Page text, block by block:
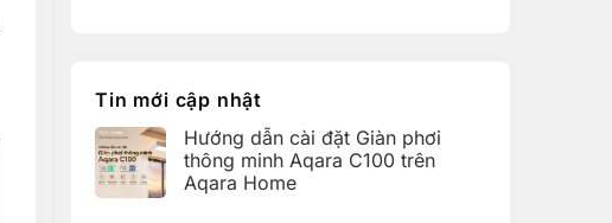
Văn
Giang,
Hưng
Yên
hợp
Apple
cho
khách
hàng
tại
tra
cứu
lỗi
trên
ứng
dụng
Tin mới cập nhật
Hướng dẫn cài đặt Giàn phơi
thông minh Aqara C100 trên
Aqara Home